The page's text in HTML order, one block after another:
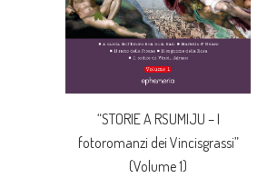
“STORIE A RSUMIJU – I
fotoromanzi dei Vincisgrassi”
(Volume 1)